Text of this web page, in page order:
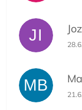
JI
MB